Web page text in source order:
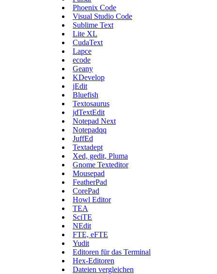
Phoenix Code
Visual Studio Code
Sublime Text
Lite XL
CudaText
Lapce
ecode
Geany
KDevelop
jEdit
Bluefish
Textosaurus
jdTextEdit
Notepad Next
Notepadqq
JuffEd
Textadept
Xed, gedit, Pluma
Gnome Texteditor
Mousepad
FeatherPad
CorePad
Howl Editor
TEA
SciTE
NEdit
FTE, eFTE
Yudit
Editoren für das Terminal
Hex-Editoren
Dateien vergleichen